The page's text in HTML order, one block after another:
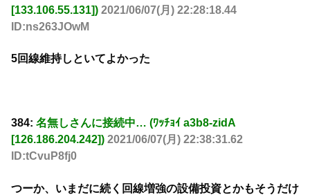
[133.106.55.131]) 2021/06/07(月) 22:28:18.44
ID:ns263JOwM
5回線維持しといてよかった
384: 名無しさんに接続中… (ﾜｯﾁｮｲ a3b8-zidA
[126.186.204.242]) 2021/06/07(月) 22:38:31.62
ID:tCvuP8fj0
つーか、いまだに続く回線増強の設備投資とかもそうだけ